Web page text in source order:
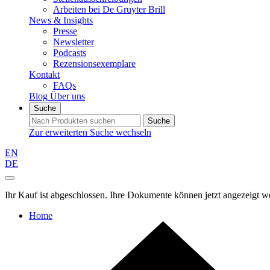
Arbeiten bei De Gruyter Brill
News & Insights
Presse
Newsletter
Podcasts
Rezensionsexemplare
Kontakt
FAQs
Blog Über uns
Suche
Suche
Zur erweiterten Suche wechseln
EN
DE
Ihr Kauf ist abgeschlossen. Ihre Dokumente können jetzt angezeigt
Home